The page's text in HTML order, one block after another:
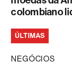
colombiano
ÚLTIMAS
NEGÓCIOS